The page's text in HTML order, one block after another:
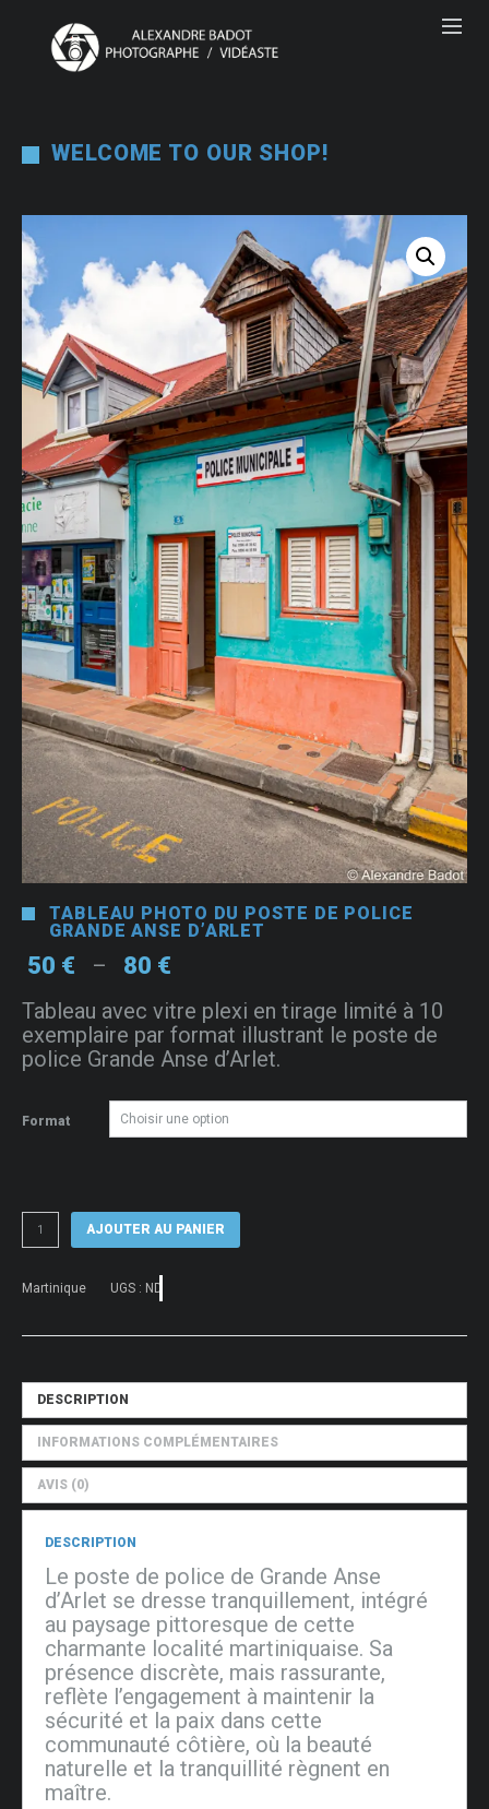
WELCOME TO OUR SHOP!
TABLEAU PHOTO DU POSTE DE POLICE
GRANDE ANSE D’ARLET
50 € – 80 €
prix :
50 €
à
Tableau avec vitre plexi en tirage limité à 10
exemplaire par format illustrant le poste de
police Grande Anse d’Arlet.
Format
du
Anse
d'Arlet
AJOUTER AU PANIER
Martinique UGS : ND
DESCRIPTION
INFORMATIONS COMPLÉMENTAIRES
AVIS (0)
DESCRIPTION
Le poste de police de Grande Anse
d’Arlet se dresse tranquillement, intégré
au paysage pittoresque de cette
charmante localité martiniquaise. Sa
présence discrète, mais rassurante,
reflète l’engagement à maintenir la
sécurité et la paix dans cette
communauté côtière, où la beauté
naturelle et la tranquillité règnent en
maître.